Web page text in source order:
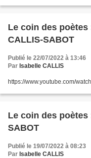
Le coin des
CALLIS-SABOT
Publié le 22/07/2022 à 13:46
Par Isabelle CALLIS
https://www.youtube.com/
Le coin des poètes : J'ai rêvé d'Isabelle
SABOT
Publié le 19/07/2022 à 08:23
Par Isabelle CALLIS